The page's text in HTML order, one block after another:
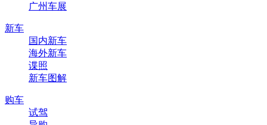
广州车展
新车
国内新车
海外新车
谍照
新车图解
购车
试驾